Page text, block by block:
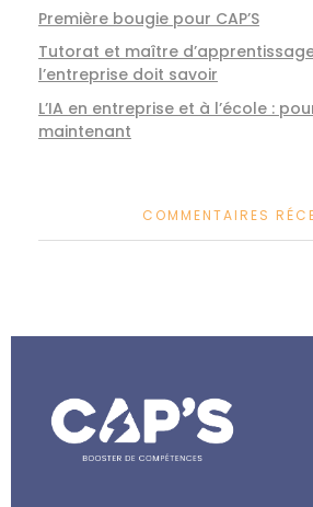
Première bougie pour CAP’S
Tutorat et maître
l’entreprise doit savoir
L’IA en entreprise et à l’école :
maintenant
COMMENTAIRES